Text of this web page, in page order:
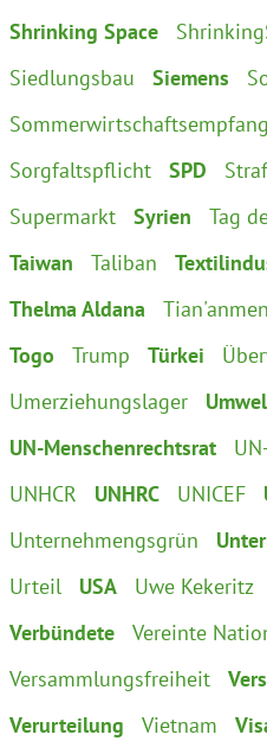
Shrinking Space
Siedlungsbau
Siemens
Sommerwirtschaftsempfang
Sorgfaltspflicht
SPD
Supermarkt
Syrien
Tag
Taiwan
Taliban
Thelma Aldana
Tian'anmen
Togo
Trump Türkei
Umerziehungslager
UN-Menschenrechtsrat
UNHCR
UNHRC UNICEF
Unternehmengsgrün
Urteil
USA Uwe Kekeritz
Verbündete
Vereinte
Versammlungsfreiheit
Verurteilung
Vietnam